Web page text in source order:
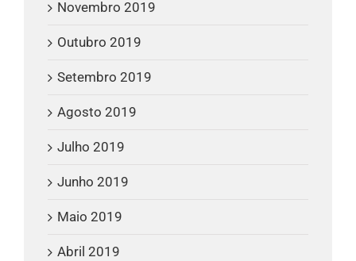
Novembro 2019
Outubro 2019
Setembro 2019
Agosto 2019
Julho 2019
Junho 2019
Maio 2019
Abril 2019